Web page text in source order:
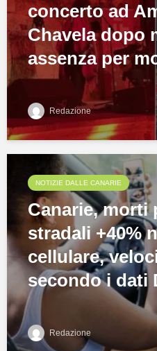
concerto ad
Chavela dopo
assenza per
Redazione
NOTIZIE DALLE CANARIE
Canarie, morti
stradali +40%
cellulare,
secondo i dati
Redazione